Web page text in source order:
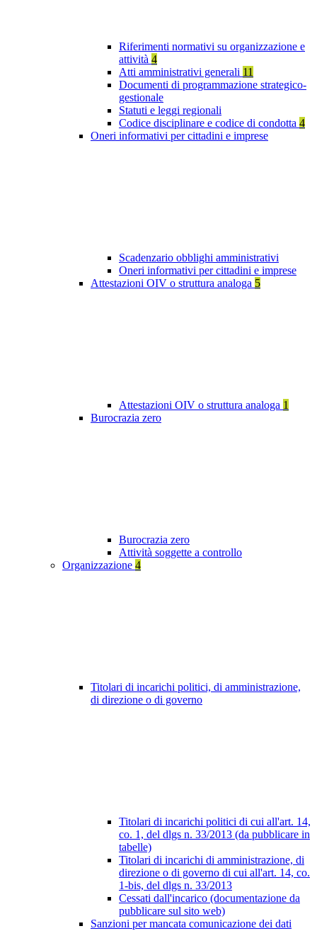
Riferimenti normativi su organizzazione e
attività 4
Atti amministrativi generali 11
Documenti di programmazione strategico-
gestionale
Statuti e leggi regionali
Codice disciplinare e codice di condotta 4
Oneri informativi per cittadini e imprese
Scadenzario obblighi amministrativi
Oneri informativi per cittadini e imprese
Attestazioni OIV o struttura analoga 5
Attestazioni OIV o struttura analoga 1
Burocrazia zero
Burocrazia zero
Attività soggette a controllo
Organizzazione 4
Titolari di incarichi politici, di amministrazione,
di direzione o di governo
Titolari di incarichi politici di cui all'art. 14,
co. 1, del dlgs n. 33/2013 (da pubblicare in
tabelle)
Titolari di incarichi di amministrazione, di
direzione o di governo di cui all'art. 14, co.
1-bis, del dlgs n. 33/2013
Cessati dall'incarico (documentazione da
pubblicare sul sito web)
Sanzioni per mancata comunicazione dei dati